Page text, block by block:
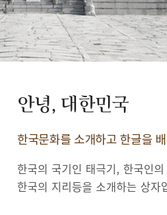
안녕, 대한민국
한국문화를 소개하고 한글을
한국의 국기인 태극기, 한국인
한국의 지리등을 소개하는 상자